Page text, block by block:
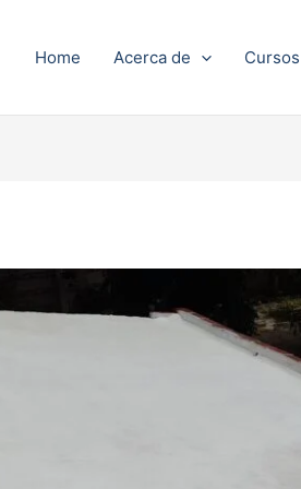
Home Acerca de Cursos